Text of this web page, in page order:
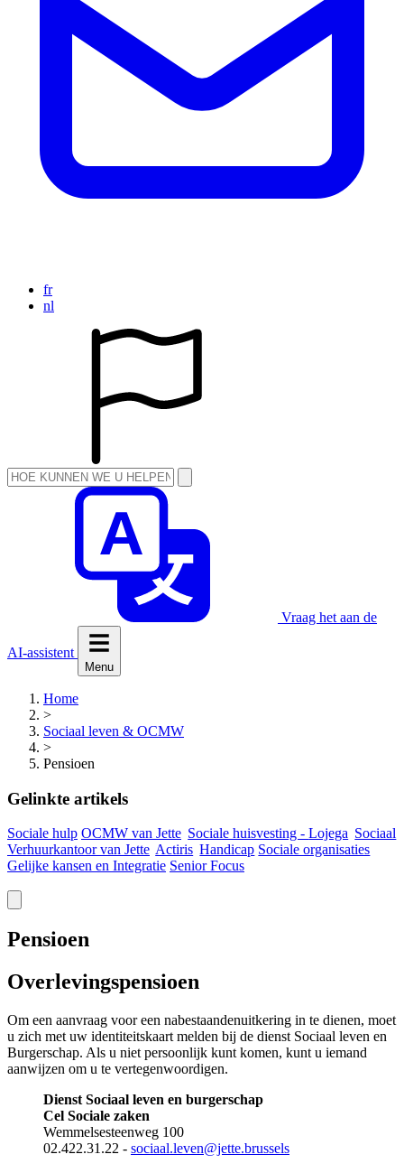
fr
nl
Vraag het aan de
AI-assistent
Menu
Home
>
Sociaal leven & OCMW
>
Pensioen
Gelinkte artikels
Sociale hulp OCMW van Jette Sociale huisvesting -Lojega Sociaal
Verhuurkantoor van Jette Actiris Handicap Sociale organisaties
Gelijke kansen en Integratie Senior Focus
Pensioen
Overlevingspensioen
Om een aanvraag voor een nabestaandenuitkering in te dienen, moet
u zich met uw identiteitskaart melden bij de dienst Sociaal leven en
Burgerschap. Als u niet persoonlijk kunt komen, kunt u iemand
aanwijzen om u te vertegenwoordigen.
Dienst Sociaal leven en burgerschap
Cel Sociale zaken
Wemmelsesteenweg 100
02.422.31.22 - sociaal.leven@jette.brussels